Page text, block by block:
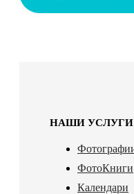
НАШИ
ФотоКниги
Календари